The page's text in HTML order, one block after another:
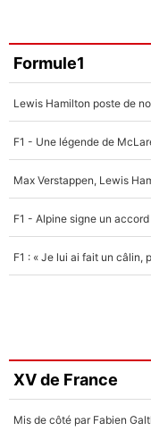
Formule1
XV de France